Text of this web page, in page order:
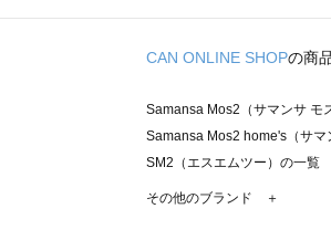
CAN ONLINE SHOPの商
Samansa Mos2（サマンサ モ
Samansa Mos2 home's（サ
SM2（エスエムツー）の一覧
TSUHARU by Samansa Mos2
その他のブランド ＋